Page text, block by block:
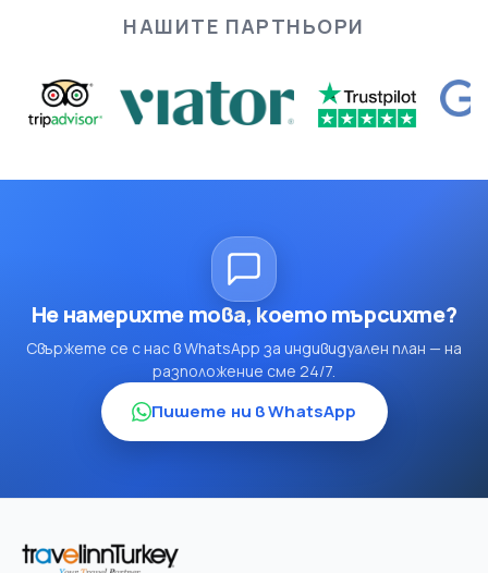
НАШИТЕ ПАРТНЬОРИ
Не намерихте това, което търсихте?
Свържете се с нас в WhatsApp за индивидуален план — на
разположение сме 24/7.
Пишете ни в WhatsApp